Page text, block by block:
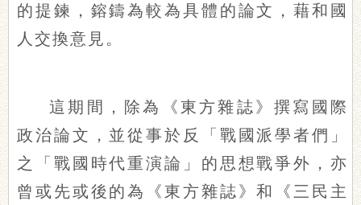
的提鍊，鎔鑄為較為具體的論文，藉和國
人交換意見。
這期間，除為《東方雜誌》撰寫國際
政治論文，並從事於反「戰國派學者們」
之「戰國時代重演論」的思想戰爭外，亦
曾或先或後的為《東方雜誌》和《三民主